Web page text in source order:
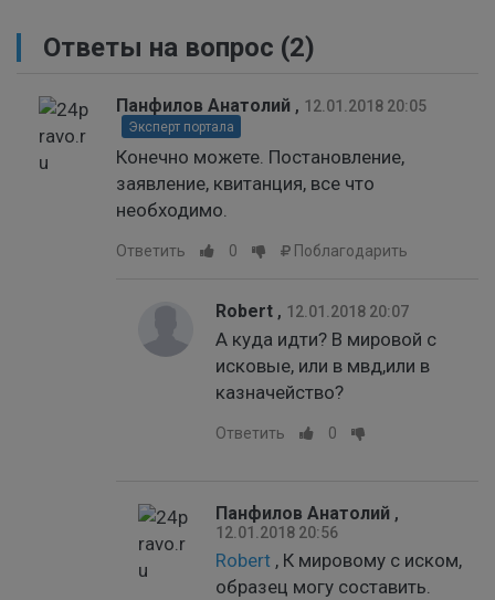
Ответы на вопрос (2)
Панфилов Анатолий , 12.01.2018 20:05
Эксперт портала
Конечно можете. Постановление,
заявление, квитанция, все что
необходимо.
Ответить 0 Поблагодарить
Robert , 12.01.2018 20:07
А куда идти? В мировой с
исковые, или в мвд,или в
казначейство?
Ответить 0
Панфилов Анатолий ,
12.01.2018 20:56
Robert , К мировому с иском,
образец могу составить.